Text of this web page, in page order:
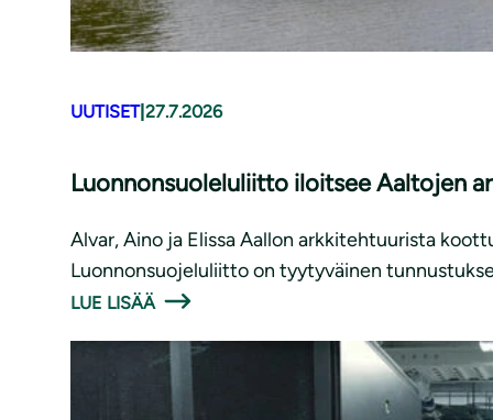
UUTISET| 27.7.2026
Luonnonsuoleluliitto iloitsee Aaltojen
Alvar, Aino ja Elissa Aallon arkkitehtuurista
Luonnonsuojeluliitto on tyytyväinen
LUE LISÄÄ